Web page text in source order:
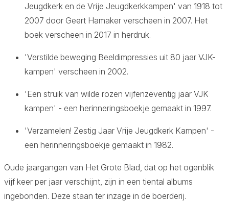
Jeugdkerk en de Vrije Jeugdkerkkampen' van 1918 tot
2007 door Geert Hamaker verscheen in 2007. Het
boek verscheen in 2017 in herdruk.
'Verstilde beweging Beeldimpressies uit 80 jaar VJK-
kampen' verscheen in 2002.
'Een struik van wilde rozen vijfenzeventig jaar VJK
kampen' - een herinneringsboekje gemaakt in 1997.
'Verzamelen! Zestig Jaar Vrije Jeugdkerk Kampen' -
een herinneringsboekje gemaakt in 1982.
Oude jaargangen van Het Grote Blad, dat op het ogenblik
vijf keer per jaar verschijnt, zijn in een tiental albums
ingebonden. Deze staan ter inzage in de boerderij.